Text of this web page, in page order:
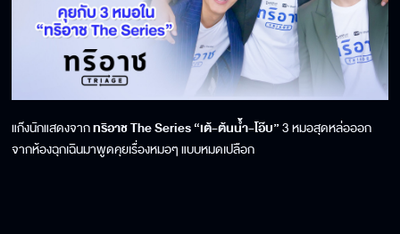
แก๊งนักแสดงจากทริอาช The Series “เต้-ต้นน้ำ-โอ๊บ”3 หมอสุดหล่อออก
จากห้องฉุกเฉินมาพูดคุยเรื่องหมอๆ แบบหมดเปลือก